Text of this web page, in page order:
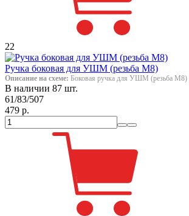
22
Ручка боковая для УШМ (резьба М8)
Описание на схеме: Боковая ручка для УШМ (резьба М8)
В наличии 87 шт.
61/83/507
479 р.